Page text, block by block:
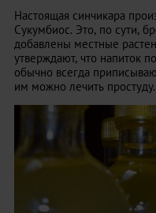
Настоящая синчикара
Сукумбиос. Это, по сути,
добавлены местные
утверждают, что напиток
обычно всегда
им можно лечить простуду.